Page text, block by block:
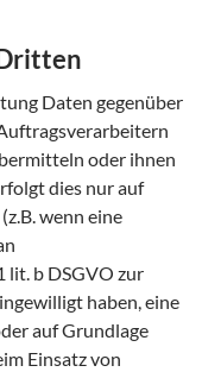
Daten gegenüber
oder ihnen
dies nur auf
wenn eine
lit. b DSGVO zur
haben, eine
auf Grundlage
Einsatz von